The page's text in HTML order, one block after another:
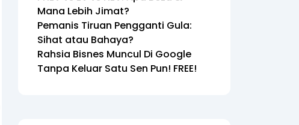
Mana Lebih Jimat?
Pemanis Tiruan Pengganti Gula:
Sihat atau Bahaya?
Rahsia Bisnes Muncul Di Google
Tanpa Keluar Satu Sen Pun! FREE!